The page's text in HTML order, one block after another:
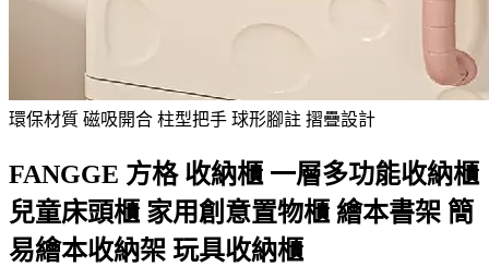
環保材質 磁吸開合 柱型把手 球形腳註 摺疊設計
FANGGE 方格 收納櫃 一層多功能收納櫃
兒童床頭櫃 家用創意置物櫃 繪本書架 簡
易繪本收納架 玩具收納櫃